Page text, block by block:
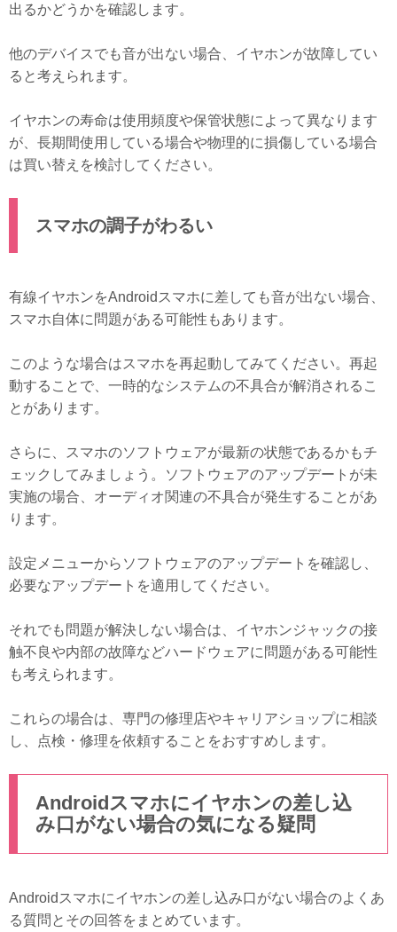
出るかどうかを確認します。
他のデバイスでも音が出ない場合、イヤホンが故障してい
ると考えられます。
イヤホンの寿命は使用頻度や保管状態によって異なります
が、長期間使用している場合や物理的に損傷している場合
は買い替えを検討してください。
スマホの調子がわるい
有線イヤホンをAndroidスマホに差しても音が出ない場合、
スマホ自体に問題がある可能性もあります。
このような場合はスマホを再起動してみてください。再起
動することで、一時的なシステムの不具合が解消されるこ
とがあります。
さらに、スマホのソフトウェアが最新の状態であるかもチ
ェックしてみましょう。ソフトウェアのアップデートが未
実施の場合、オーディオ関連の不具合が発生することがあ
ります。
設定メニューからソフトウェアのアップデートを確認し、
必要なアップデートを適用してください。
それでも問題が解決しない場合は、イヤホンジャックの接
触不良や内部の故障などハードウェアに問題がある可能性
も考えられます。
これらの場合は、専門の修理店やキャリアショップに相談
し、点検・修理を依頼することをおすすめします。
Androidスマホにイヤホンの差し込
み口がない場合の気になる疑問
Androidスマホにイヤホンの差し込み口がない場合のよくあ
る質問とその回答をまとめています。